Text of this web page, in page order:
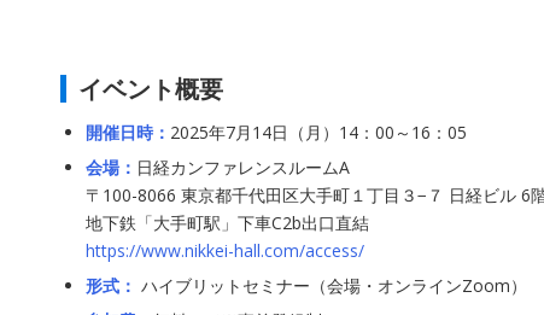
イベント概要
開催日時： 2025年7月14日（月）14：00～16：05
会場： 日経カンファレンスルームA
〒100-8066 東京都千代田区大手町１丁目３−７ 日経ビル 6
地下鉄「大手町駅」下車C2b出口直結
https://www.nikkei-hall.com/access/
形式： ハイブリットセミナー（会場・オンラインZoom）